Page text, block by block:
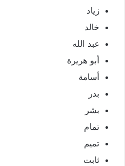
زياد
خالد
عبد الله
أبو هريرة
أسامة
بدر
بشر
تمام
تميم
ثابت